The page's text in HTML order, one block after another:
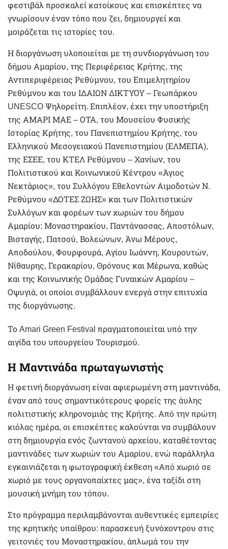
φεστιβάλ προσκαλεί κατοίκους και επισκέπτες να
γνωρίσουν έναν τόπο που ζει, δημιουργεί και
μοιράζεται τις ιστορίες του.
Η διοργάνωση υλοποιείται με τη συνδιοργάνωση του
δήμου Αμαρίου, της Περιφέρειας Κρήτης, της
Αντιπεριφέρειας Ρεθύμνου, του Επιμελητηρίου
Ρεθύμνου και του ΙΔΑΙΩΝ ΔΙΚΤΥΟΥ – Γεωπάρκου
UNESCO Ψηλορείτη. Επιπλέον, έχει την υποστήριξη
της ΑΜΑΡΙ ΜΑΕ – ΟΤΑ, του Μουσείου Φυσικής
Ιστορίας Κρήτης, του Πανεπιστημίου Κρήτης, του
Ελληνικού Μεσογειακού Πανεπιστημίου (ΕΛΜΕΠΑ),
της ΕΣΕΕ, του ΚΤΕΛ Ρεθύμνου – Χανίων, του
Πολιτιστικού και Κοινωνικού Κέντρου «Άγιος
Νεκτάριος», του Συλλόγου Εθελοντών Αιμοδοτών Ν.
Ρεθύμνου «ΔΟΤΕΣ ΖΩΗΣ» και των Πολιτιστικών
Συλλόγων και φορέων των χωριών του δήμου
Αμαρίου: Μοναστηρακίου, Παντάνασσας, Αποστόλων,
Βισταγής, Πατσού, Βολεώνων, Άνω Μέρους,
Αποδούλου, Φουρφουρά, Αγίου Ιωάννη, Κουρουτών,
Νίθαυρης, Γερακαρίου, Θρόνους και Μέρωνα, καθώς
και της Κοινωνικής Ομάδας Γυναικών Αμαρίου –
Οψυγιά, οι οποίοι συμβάλλουν ενεργά στην επιτυχία
της διοργάνωσης.
Το Amari Green Festival πραγματοποιείται υπό την
αιγίδα του υπουργείου Τουρισμού.
Η Μαντινάδα πρωταγωνιστής
Η φετινή διοργάνωση είναι αφιερωμένη στη μαντινάδα,
έναν από τους σημαντικότερους φορείς της άυλης
πολιτιστικής κληρονομιάς της Κρήτης. Από την πρώτη
κιόλας ημέρα, οι επισκέπτες καλούνται να συμβάλουν
στη δημιουργία ενός ζωντανού αρχείου, καταθέτοντας
μαντινάδες των χωριών του Αμαρίου, ενώ παράλληλα
εγκαινιάζεται η φωτογραφική έκθεση «Από χωριό σε
χωριό με τους οργανοπαίχτες μας», ένα ταξίδι στη
μουσική μνήμη του τόπου.
Στο πρόγραμμα περιλαμβάνονται αυθεντικές εμπειρίες
της κρητικής υπαίθρου: παρασκευή ξυνόχοντρου στις
γειτονιές του Μοναστηρακίου, άπλωμά του την